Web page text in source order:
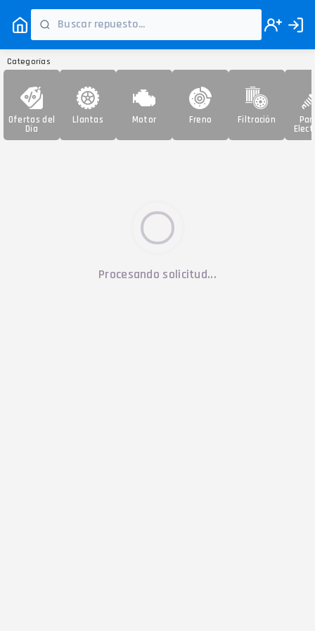
Categorías
Ofertas del
Día
Llantas Motor Freno Filtración
Procesando solicitud...